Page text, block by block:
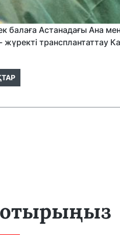
балаға Астанадағы Ана
жүректі трансплантаттау